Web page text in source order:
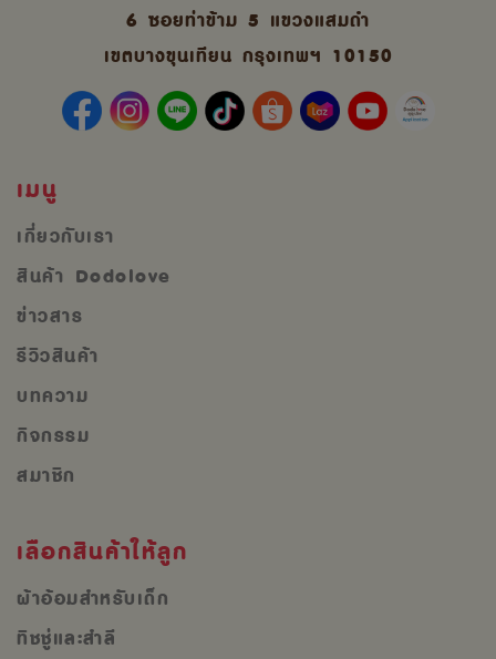
6 ซอยท่าข้าม 5 แขวงแสมดำ
เขตบางขุนเทียน กรุงเทพฯ 10150
เมนู
เกี่ยวกับเรา
สินค้า Dodolove
ข่าวสาร
รีวิวสินค้า
บทความ
กิจกรรม
สมาชิก
เลือกสินค้าให้ลูก
ผ้าอ้อมสำหรับเด็ก
ทิชชู่และสำลี